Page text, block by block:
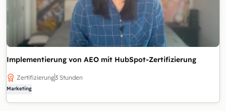
Implementierung von AEO mit HubSpot-Zertifizierung
Zertifizierung3 Stunden
Marketing